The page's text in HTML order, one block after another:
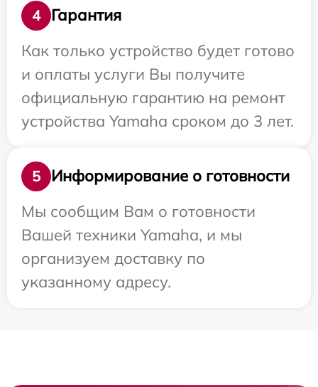
4
Гарантия
Как только устройство будет готово
и оплаты услуги Вы получите
официальную гарантию на ремонт
устройства Yamaha сроком до 3 лет.
5
Информирование о готовности
Мы сообщим Вам о готовности
Вашей техники Yamaha, и мы
организуем доставку по
указанному адресу.